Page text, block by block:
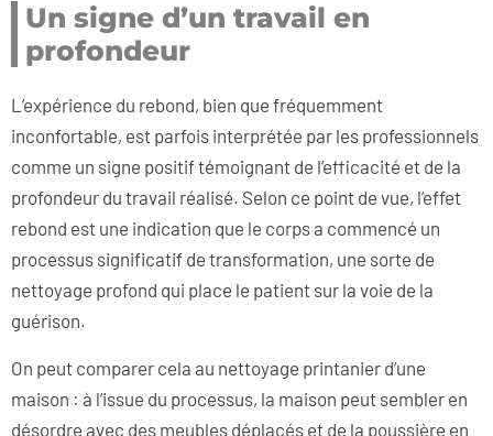
Un signe d’un travail en
profondeur
L’expérience du rebond, bien que fréquemment
inconfortable, est parfois interprétée par les professionnels
comme un signe positif témoignant de l’efficacité et de la
profondeur du travail réalisé. Selon ce point de vue, l’effet
rebond est une indication que le corps a commencé un
processus significatif de transformation, une sorte de
nettoyage profond qui place le patient sur la voie de la
guérison.
On peut comparer cela au nettoyage printanier d’une
maison : à l’issue du processus, la maison peut sembler en
désordre avec des meubles déplacés et de la poussière en